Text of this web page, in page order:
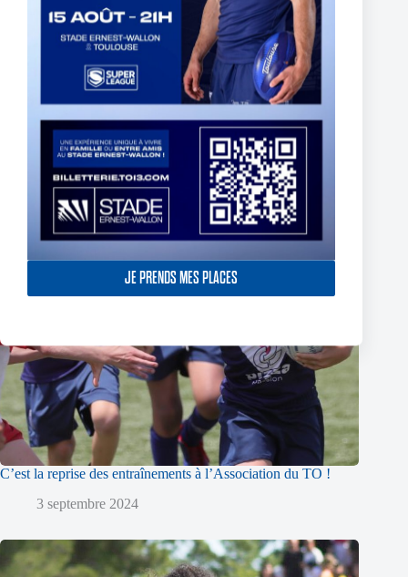
JE PRENDS MES PLACES
Ouverture de la vente de sapins de noël à l’association
29 octobre 2024
C’est la reprise des entraînements à l’Association du TO !
3 septembre 2024